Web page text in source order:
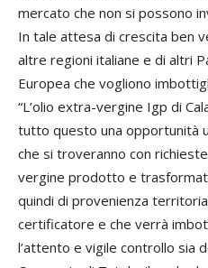
mercato che non si possono
In tale attesa di crescita ben
altre regioni italiane e di altri
Europea che vogliono
“L’olio extra-vergine Igp di
tutto questo una opportunità
che si troveranno con
vergine prodotto e
quindi di provenienza
certificatore e che verrà
l’attento e vigile controllo sia